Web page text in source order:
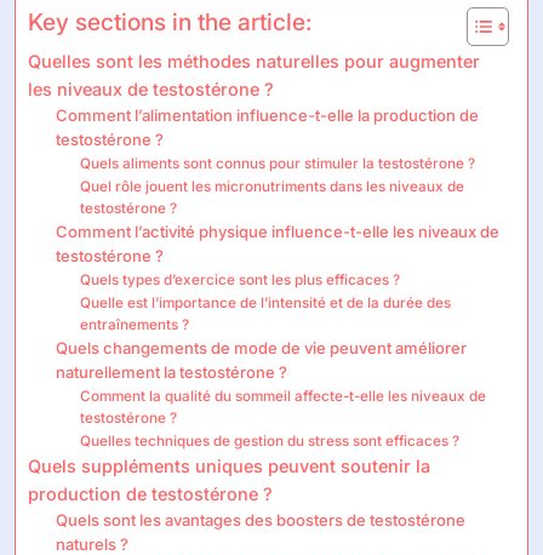
Key sections in the article:
Quelles sont les méthodes naturelles pour augmenter
les niveaux de testostérone ?
Comment l’alimentation influence-t-elle la production de
testostérone ?
Quels aliments sont connus pour stimuler la testostérone ?
Quel rôle jouent les micronutriments dans les niveaux de
testostérone ?
Comment l’activité physique influence-t-elle les niveaux de
testostérone ?
Quels types d’exercice sont les plus efficaces ?
Quelle est l’importance de l’intensité et de la durée des
entraînements ?
Quels changements de mode de vie peuvent améliorer
naturellement la testostérone ?
Comment la qualité du sommeil affecte-t-elle les niveaux de
testostérone ?
Quelles techniques de gestion du stress sont efficaces ?
Quels suppléments uniques peuvent soutenir la
production de testostérone ?
Quels sont les avantages des boosters de testostérone
naturels ?